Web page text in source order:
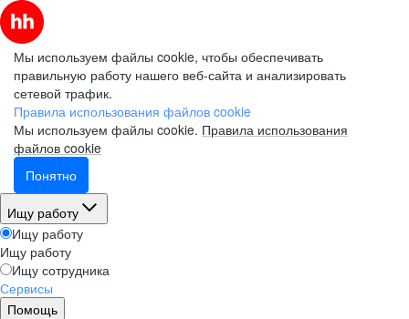
Мы используем файлы cookie, чтобы обеспечивать
правильную работу нашего веб-сайта и анализировать
сетевой трафик.
Правила использования файлов cookie
Мы используем файлы cookie. Правила использования
файлов cookie
Понятно
Ищу работу
Ищу работу
Ищу работу
Ищу сотрудника
Сервисы
Помощь